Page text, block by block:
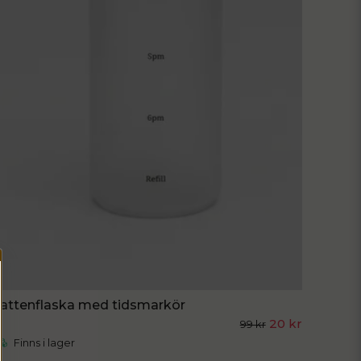
Vattenflaska med tidsmarkör
99 kr 20 kr
Finns i lager